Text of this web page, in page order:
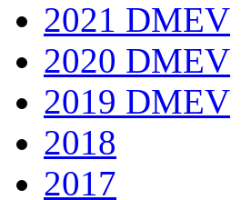
2021 DMEV
2020 DMEV
2019 DMEV
2018
2017